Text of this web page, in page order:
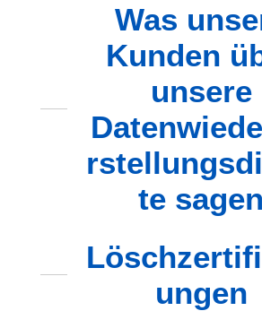
Was
Kunden
unsere
te sagen
ungen